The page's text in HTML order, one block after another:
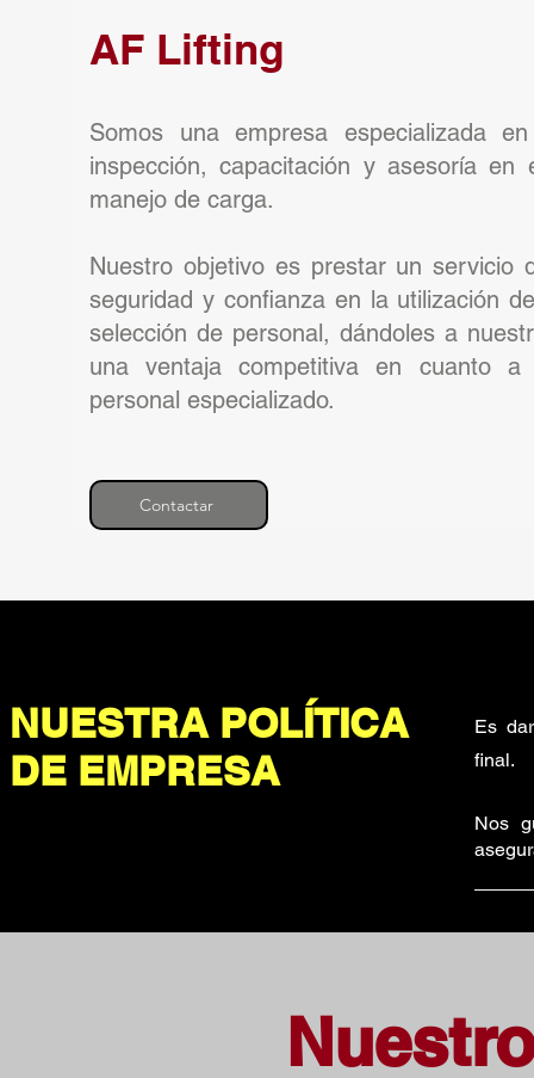
AF Lifting
Somos una empresa especializada
inspección, capacitación y asesoría en
manejo de carga.
Nuestro objetivo es prestar un servicio
seguridad y confianza en la utilización
selección de personal, dándoles a
una ventaja competitiva en cuanto a
personal especializado.
Contactar
NUESTRA POLÍTICA
DE EMPRESA
Es
final.
Nos